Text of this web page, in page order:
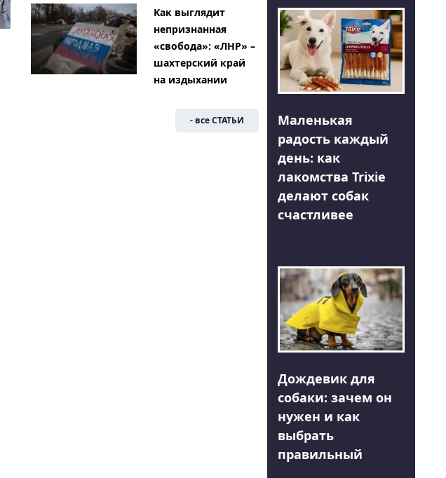
Как выглядит
непризнанная
«свобода»: «ЛНР» –
шахтерский край
на издыхании
- все СТАТЬИ
Маленькая
радость каждый
день: как
лакомства Trixie
делают собак
счастливее
Дождевик для
собаки: зачем он
нужен и как
выбрать
правильный